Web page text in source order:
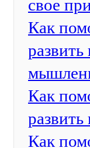
свое
Как
развить
Как
развить
Как